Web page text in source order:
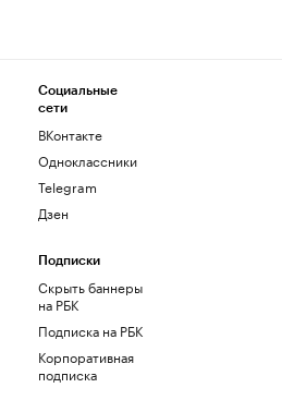
Социальные
сети
ВКонтакте
Одноклассники
Telegram
Дзен
Подписки
Скрыть баннеры
на РБК
Подписка на РБК
Корпоративная
подписка